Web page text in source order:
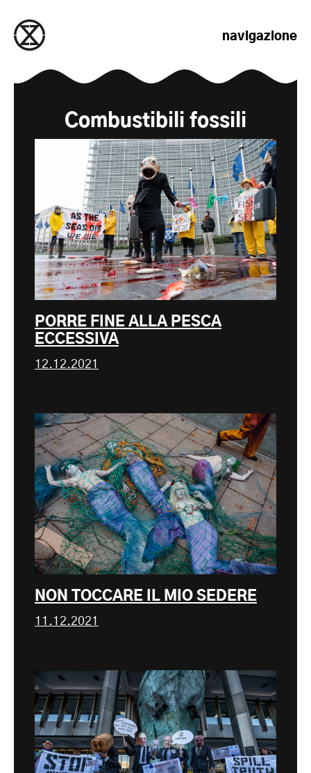
navigazione
Combustibili fossili
PORRE FINE ALLA PESCA
ECCESSIVA
12.12.2021
NON TOCCARE IL MIO SEDERE
11.12.2021